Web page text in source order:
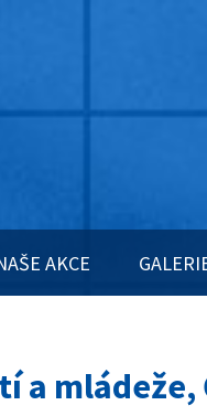
AKCE
a mládeže,